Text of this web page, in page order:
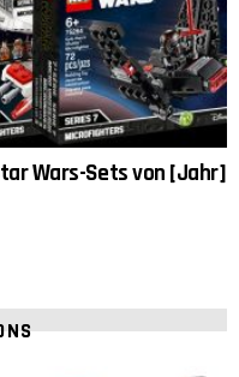
Wars-Sets von [Jahr]